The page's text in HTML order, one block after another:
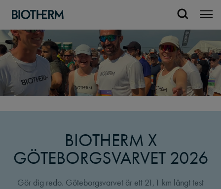
BIOTHERM X
GÖTEBORGS­VARVET 2026
Gör dig redo. Göteborgsvarvet är ett 21,1 km långt test